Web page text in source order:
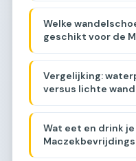
Welke
geschikt voor de
Vergelijking:
versus lichte
Wat eet en drink